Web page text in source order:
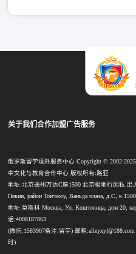
关于我们合作加盟广告服务
俄罗斯留学境外服务中心 Copyright © 2002-
中文化与教育合作中心 版权所有:路亚
地址:北京通州万达C座1500 北京极地行因私 出
Пекин, район Тончжоу, Ваньда плаза, д.С, к.1500
地址:莫斯科 Москва, Ул. Коштоянца, дом 20,
话:4008187863
(微信:1583907备注:留学) 邮箱:alleyxyf@188.com
时)